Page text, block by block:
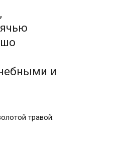
и
травой: